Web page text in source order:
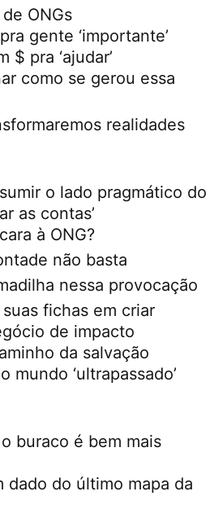
ONGs
gente ‘importante’
$ pra ‘ajudar’
como se gerou essa
realidades
o lado pragmático do
as contas’
à ONG?
não basta
nessa provocação
fichas em criar
de impacto
da salvação
mundo ‘ultrapassado’
buraco é bem mais
dado do último mapa da